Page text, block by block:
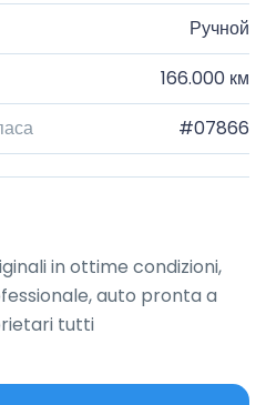
Ручной
166.000 км
#07866
in ottime condizioni,
auto pronta a
tutti